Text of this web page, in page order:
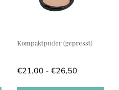
Kompaktpuder (gepresst)
€21,00 - €26,50